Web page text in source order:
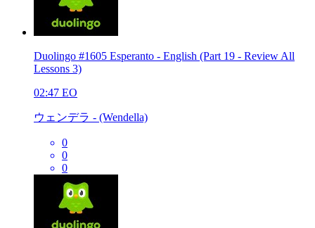
Duolingo #1605 Esperanto - English (Part 19 - Review All
Lessons 3)
02:47 EO
ウェンデラ - (Wendella)
0
0
0